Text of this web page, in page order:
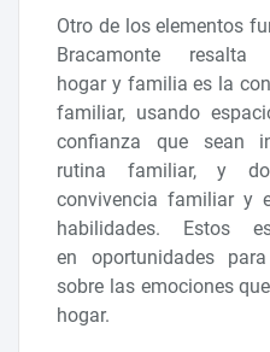
Otro de los elementos
Bracamonte
hogar y familia es la
familiar, usando
confianza que sean
rutina familiar, y
convivencia familiar y
habilidades. Estos
en oportunidades
sobre las emociones
hogar.